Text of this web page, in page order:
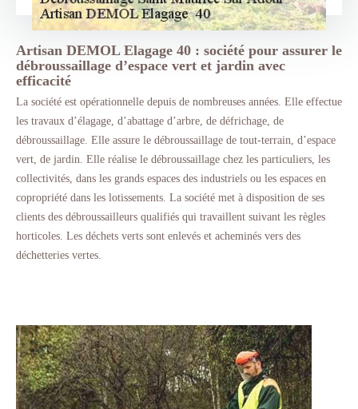
Artisan DEMOL Elagage 40 : société pour assurer le
débroussaillage d’espace vert et jardin avec
efficacité
La société est opérationnelle depuis de nombreuses années. Elle effectue
les travaux d’élagage, d’abattage d’arbre, de défrichage, de
débroussaillage. Elle assure le débroussaillage de tout-terrain, d’espace
vert, de jardin. Elle réalise le débroussaillage chez les particuliers, les
collectivités, dans les grands espaces des industriels ou les espaces en
copropriété dans les lotissements. La société met à disposition de ses
clients des débroussailleurs qualifiés qui travaillent suivant les règles
horticoles. Les déchets verts sont enlevés et acheminés vers des
déchetteries vertes.